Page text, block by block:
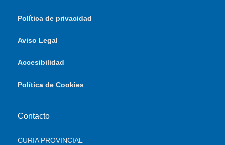
Política de privacidad
Aviso Legal
Accesibilidad
Política de Cookies
Contacto
CURIA PROVINCIAL